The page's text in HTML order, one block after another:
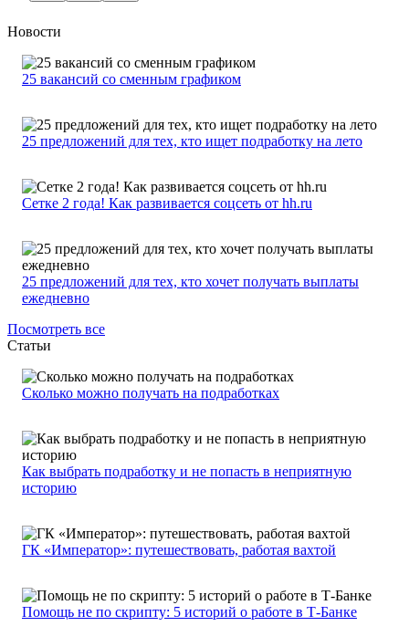
Новости
25 вакансий со сменным графиком
25 предложений для тех, кто ищет подработку на лето
Сетке 2 года! Как развивается соцсеть от hh.ru
25 предложений для тех, кто хочет получать выплаты
ежедневно
Посмотреть все
Статьи
Сколько можно получать на подработках
Как выбрать подработку и не попасть в неприятную
историю
ГК «Император»: путешествовать, работая вахтой
Помощь не по скрипту: 5 историй о работе в Т-Банке